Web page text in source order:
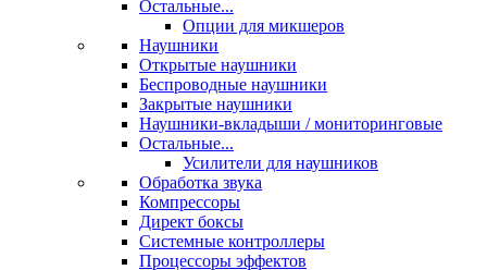
Остальные...
Опции для микшеров
Наушники
Открытые наушники
Беспроводные наушники
Закрытые наушники
Наушники-вкладыши / мониторинговые
Остальные...
Усилители для наушников
Обработка звука
Компрессоры
Директ боксы
Системные контроллеры
Процессоры эффектов